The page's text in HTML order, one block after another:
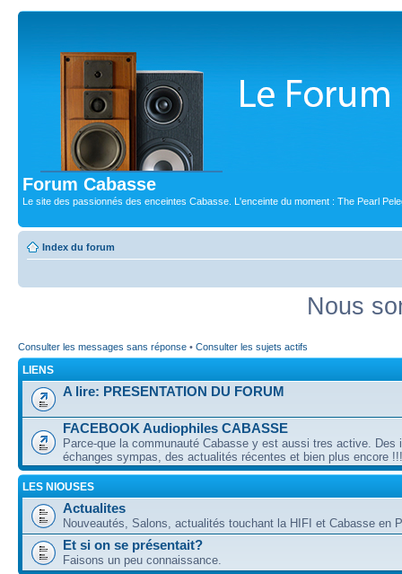
Forum Cabasse
Le site des passionnés des enceintes Cabasse. L'enceinte du moment : The Pearl
Index du forum
Nous
Consulter les messages sans réponse • Consulter les sujets actifs
LIENS
A lire: PRESENTATION DU FORUM
FACEBOOK Audiophiles CABASSE
Parce-que la communauté Cabasse y est aussi tres active. Des
échanges sympas, des actualités récentes et bien plus encore !!!
LES NIOUSES
Actualites
Nouveautés, Salons, actualités touchant la HIFI et Cabasse en
Et si on se présentait?
Faisons un peu connaissance.